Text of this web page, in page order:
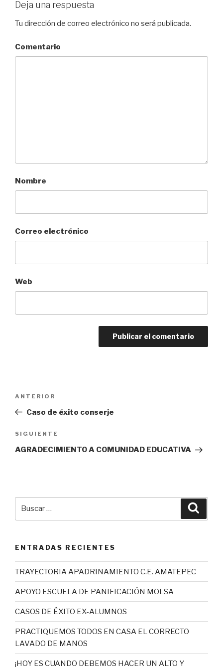
Deja una respuesta
Tu dirección de correo electrónico no será publicada.
Comentario
Nombre
Correo electrónico
Web
entradas
Entrada
anterior:
ANTERIOR
Caso de éxito conserje
Siguiente
entrada
SIGUIENTE
AGRADECIMIENTO A COMUNIDAD EDUCATIVA
ENTRADAS RECIENTES
TRAYECTORIA APADRINAMIENTO C.E. AMATEPEC
APOYO ESCUELA DE PANIFICACIÓN MOLSA
CASOS DE ÉXITO EX-ALUMNOS
PRACTIQUEMOS TODOS EN CASA EL CORRECTO
LAVADO DE MANOS
¡HOY ES CUANDO DEBEMOS HACER UN ALTO Y